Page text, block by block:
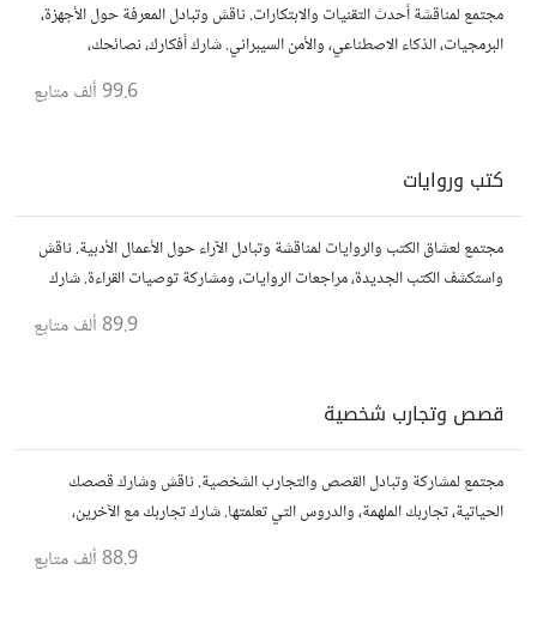
مجتمع لمناقشة أحدث التقنيات والابتكارات. ناقش وتبادل المعرفة حول الأجهزة،
البرمجيات، الذكاء الاصطناعي، والأمن السيبراني. شارك أفكارك، نصائحك،
99.6 ألف متابع
كتب وروايات
مجتمع لعشاق الكتب والروايات لمناقشة وتبادل الآراء حول الأعمال الأدبية. ناقش
واستكشف الكتب الجديدة، مراجعات الروايات، ومشاركة توصيات القراءة. شارك
89.9 ألف متابع
قصص وتجارب شخصية
مجتمع لمشاركة وتبادل القصص والتجارب الشخصية. ناقش وشارك قصصك
الحياتية، تجاربك الملهمة، والدروس التي تعلمتها. شارك تجاربك مع الآخرين،
88.9 ألف متابع